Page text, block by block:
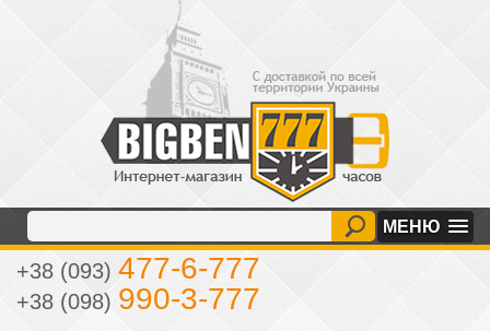
МЕНЮ
+38 (093) 477-6-777
+38 (098) 990-3-777